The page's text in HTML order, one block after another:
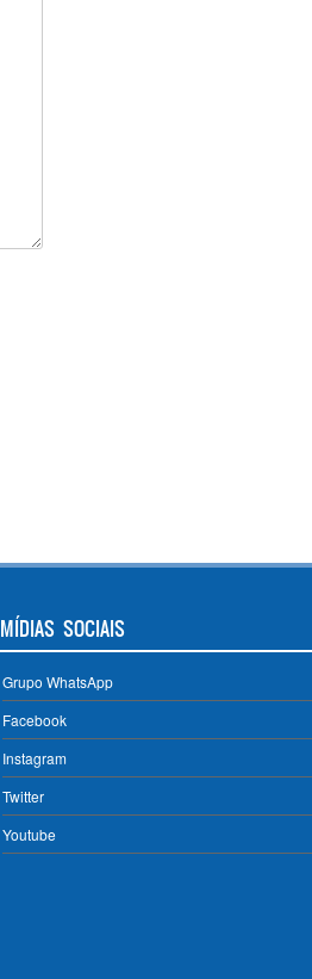
MÍDIAS SOCIAIS
Grupo WhatsApp
Facebook
Instagram
Twitter
Youtube